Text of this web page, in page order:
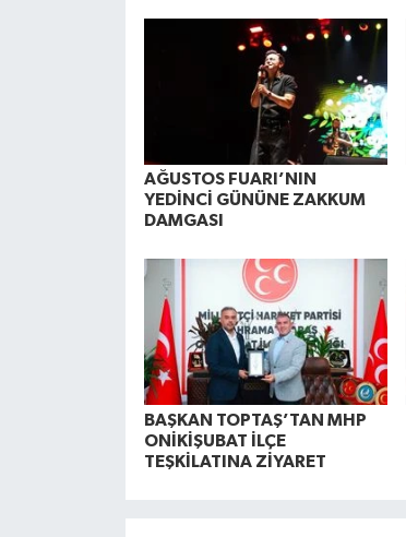
AĞUSTOS FUARI’NIN
YEDİNCİ GÜNÜNE ZAKKUM
DAMGASI
BAŞKAN TOPTAŞ’TAN MHP
ONİKİŞUBAT İLÇE
TEŞKİLATINA ZİYARET